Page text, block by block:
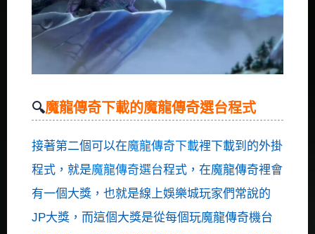
魔龍傳奇下載的魔龍傳奇選台程式
接著第二個可以在魔龍傳奇下載裡下載到的外掛
程式，就是魔龍傳奇選台程式，在魔龍傳奇裡會
有一個大獎，也就是線上娛樂城玩家們常說的
JP大獎，而這個大獎是從每個玩魔龍傳奇機台